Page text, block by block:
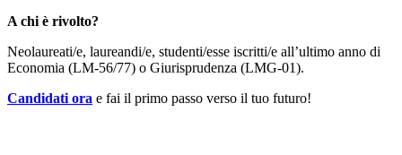
A chi è rivolto?
Neolaureati/e, laureandi/e, studenti/esse iscritti/e all’ultimo anno di
Economia (LM-56/77) o Giurisprudenza (LMG-01).
Candidati ora e fai il primo passo verso il tuo futuro!